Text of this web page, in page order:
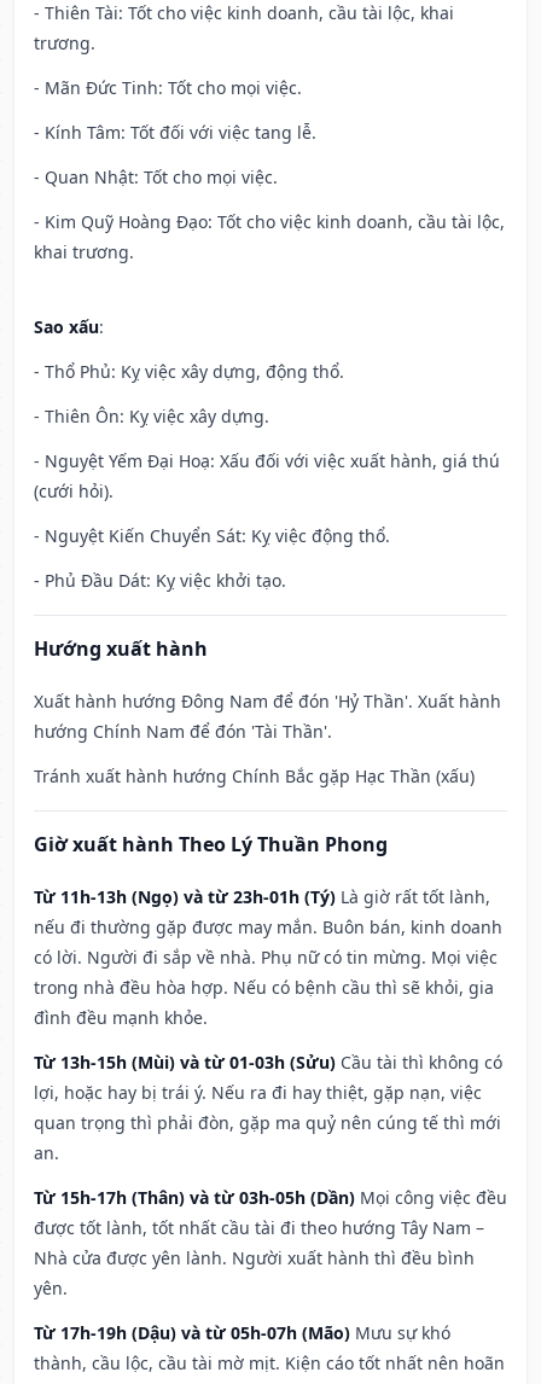
- Thiên Tài: Tốt cho việc kinh doanh, cầu tài lộc, khai
trương.
- Mãn Đức Tinh: Tốt cho mọi việc.
- Kính Tâm: Tốt đối với việc tang lễ.
- Quan Nhật: Tốt cho mọi việc.
- Kim Quỹ Hoàng Đạo: Tốt cho việc kinh doanh, cầu tài lộc,
khai trương.
Sao xấu:
- Thổ Phủ: Kỵ việc xây dựng, động thổ.
- Thiên Ôn: Kỵ việc xây dựng.
- Nguyệt Yếm Đại Hoạ: Xấu đối với việc xuất hành, giá thú
(cưới hỏi).
- Nguyệt Kiến Chuyển Sát: Kỵ việc động thổ.
- Phủ Đầu Dát: Kỵ việc khởi tạo.
Hướng xuất hành
Xuất hành hướng Đông Nam để đón 'Hỷ Thần'. Xuất hành
hướng Chính Nam để đón 'Tài Thần'.
Tránh xuất hành hướng Chính Bắc gặp Hạc Thần (xấu)
Giờ xuất hành Theo Lý Thuần Phong
Từ 11h-13h (Ngọ) và từ 23h-01h (Tý) Là giờ rất tốt lành,
nếu đi thường gặp được may mắn. Buôn bán, kinh doanh
có lời. Người đi sắp về nhà. Phụ nữ có tin mừng. Mọi việc
trong nhà đều hòa hợp. Nếu có bệnh cầu thì sẽ khỏi, gia
đình đều mạnh khỏe.
Từ 13h-15h (Mùi) và từ 01-03h (Sửu) Cầu tài thì không có
lợi, hoặc hay bị trái ý. Nếu ra đi hay thiệt, gặp nạn, việc
quan trọng thì phải đòn, gặp ma quỷ nên cúng tế thì mới
an.
Từ 15h-17h (Thân) và từ 03h-05h (Dần) Mọi công việc đều
được tốt lành, tốt nhất cầu tài đi theo hướng Tây Nam –
Nhà cửa được yên lành. Người xuất hành thì đều bình
yên.
Từ 17h-19h (Dậu) và từ 05h-07h (Mão) Mưu sự khó
thành, cầu lộc, cầu tài mờ mịt. Kiện cáo tốt nhất nên hoãn